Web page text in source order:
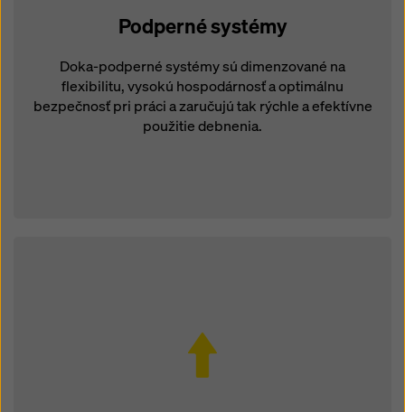
Podperné systémy
Doka-podperné systémy sú dimenzované na
flexibilitu, vysokú hospodárnosť a optimálnu
bezpečnosť pri práci a zaručujú tak rýchle a efektívne
použitie debnenia.